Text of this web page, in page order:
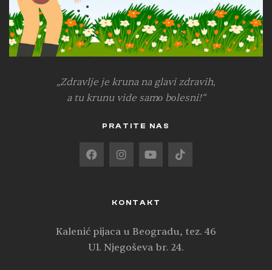
„Zdravlje je kruna na glavi zdravih,
a tu krunu vide samо bоlesni!“
PRATITE NAS
KONTAKT
Kalenić pijaca u Beogradu, tez. 46
Ul. Njegoševa br. 24.